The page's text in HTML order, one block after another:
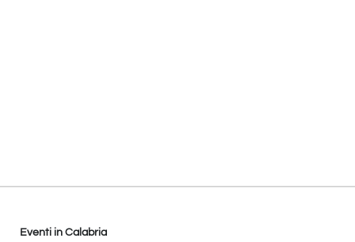
riscoprire
dello
Eventi in Calabria